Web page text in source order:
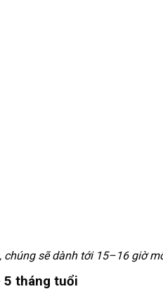
sẽ dành tới 15–16 giờ
5 tháng tuổi